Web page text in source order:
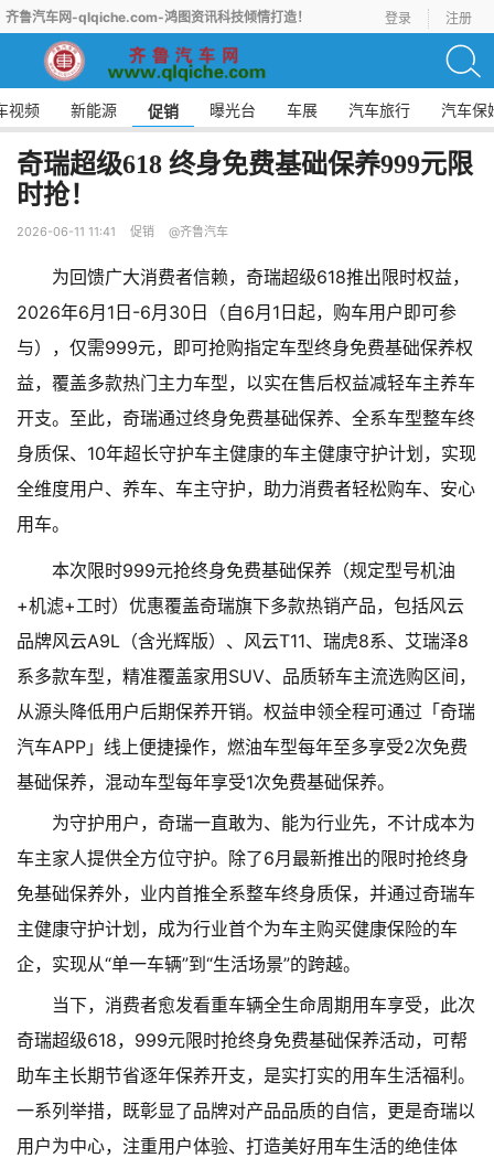
齐鲁汽车网-qlqiche.com-鸿图资讯科技倾情打造！ 登录 注册
视频 新能源 促销 曝光台 车展 汽车旅行 汽车保
奇瑞超级618 终身免费基础保养999元限
时抢！
2026-06-11 11:41 促销 @齐鲁汽车
为回馈广大消费者信赖，奇瑞超级618推出限时权益，
2026年6月1日-6月30日（自6月1日起，购车用户即可参
与），仅需999元，即可抢购指定车型终身免费基础保养权
益，覆盖多款热门主力车型，以实在售后权益减轻车主养车
开支。至此，奇瑞通过终身免费基础保养、全系车型整车终
身质保、10年超长守护车主健康的车主健康守护计划，实现
全维度用户、养车、车主守护，助力消费者轻松购车、安心
用车。
本次限时999元抢终身免费基础保养（规定型号机油
+机滤+工时）优惠覆盖奇瑞旗下多款热销产品，包括风云
品牌风云A9L（含光辉版）、风云T11、瑞虎8系、艾瑞泽8
系多款车型，精准覆盖家用SUV、品质轿车主流选购区间，
从源头降低用户后期保养开销。权益申领全程可通过「奇瑞
汽车APP」线上便捷操作，燃油车型每年至多享受2次免费
基础保养，混动车型每年享受1次免费基础保养。
为守护用户，奇瑞一直敢为、能为行业先，不计成本为
车主家人提供全方位守护。除了6月最新推出的限时抢终身
免基础保养外，业内首推全系整车终身质保，并通过奇瑞车
主健康守护计划，成为行业首个为车主购买健康保险的车
企，实现从“单一车辆”到“生活场景”的跨越。
当下，消费者愈发看重车辆全生命周期用车享受，此次
奇瑞超级618，999元限时抢终身免费基础保养活动，可帮
助车主长期节省逐年保养开支，是实打实的用车生活福利。
一系列举措，既彰显了品牌对产品品质的自信，更是奇瑞以
用户为中心，注重用户体验、打造美好用车生活的绝佳体